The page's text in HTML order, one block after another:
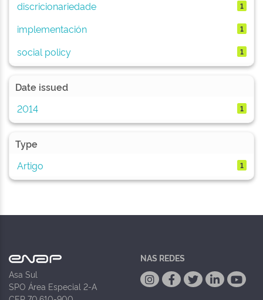
discricionariedade 1
implementación 1
social policy 1
Date issued
2014
1
Type
Artigo
1
Asa Sul
SPO Área Especial 2-A
NAS REDES